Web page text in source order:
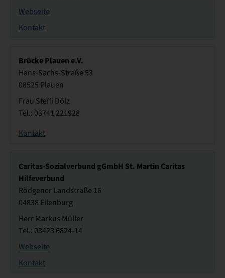
Webseite
Kontakt
Brücke Plauen e.V.
Hans-Sachs-Straße 53
08525 Plauen
Frau Steffi Dölz
Tel.: 03741 221928
Kontakt
Caritas-Sozialverbund gGmbH St. Martin Caritas
Hilfeverbund
Rödgener Landstraße 16
04838 Eilenburg
Herr Markus Müller
Tel.: 03423 6824-14
Webseite
Kontakt